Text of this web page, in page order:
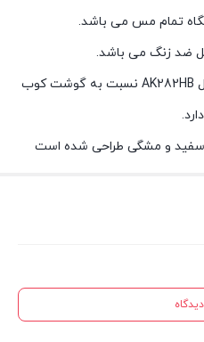
تمام مس می باشد.
ضد زنگ می باشد.
این دستگاه گوشت کوب آیکو مدل AK282HB نسبت به گوشت کوب